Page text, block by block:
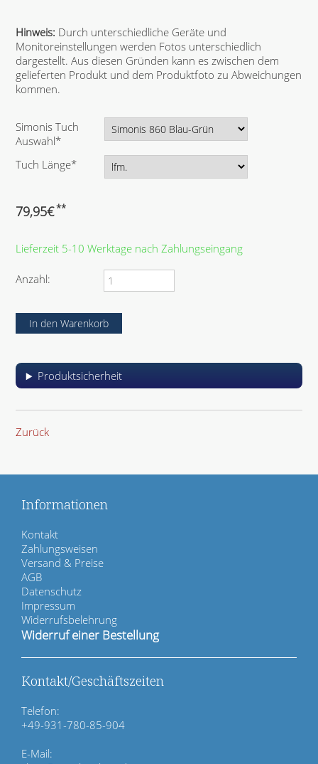
Hinweis: Durch unterschiedliche Geräte und
Monitoreinstellungen werden Fotos unterschiedlich
dargestellt. Aus diesen Gründen kann es zwischen dem
gelieferten Produkt und dem Produktfoto zu Abweichungen
kommen.
P
f
t
l
Simonis Tuch
Auswahl*
P
i
c
t
e
Tuch Länge*
79,95€**
Lieferzeit 5-10 Werktage nach Zahlungseingang
Anzahl:
Produktsicherheit
Zurück
Informationen
N
a
v
i
g
a
t
i
n
ü
b
e
r
p
Kontakt
Zahlungsweisen
Versand & Preise
AGB
Datenschutz
Impressum
Widerrufsbelehrung
Widerruf einer Bestellung
Kontakt/Geschäftszeiten
Telefon:
+49-931-780-85-904
E-Mail: